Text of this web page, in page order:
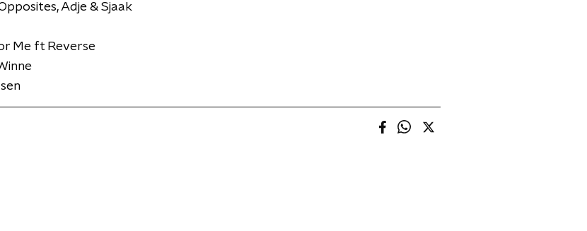
Adje & Sjaak
Me ft Reverse